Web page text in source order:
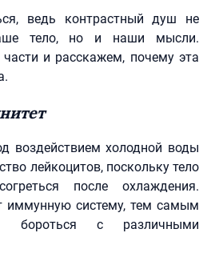
ведь контрастный душ не
тело, но и наши мысли.
и расскажем, почему эта
воздействием холодной воды
лейкоцитов, поскольку тело
после охлаждения.
иммунную систему, тем самым
бороться с различными